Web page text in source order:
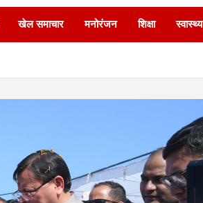
खेल समाचार मनोरंजन शिक्षा स्वास्थ्य